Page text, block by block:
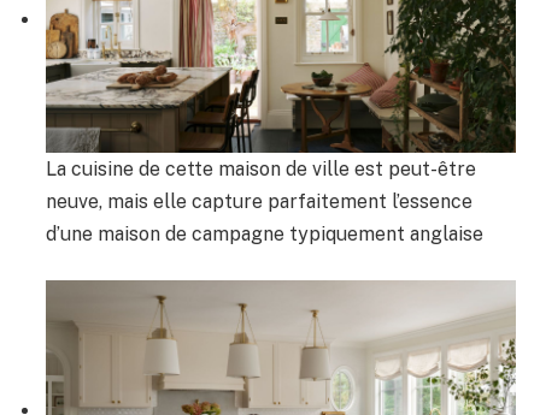
La cuisine de cette maison de ville est peut-être
neuve, mais elle capture parfaitement l’essence
d’une maison de campagne typiquement anglaise